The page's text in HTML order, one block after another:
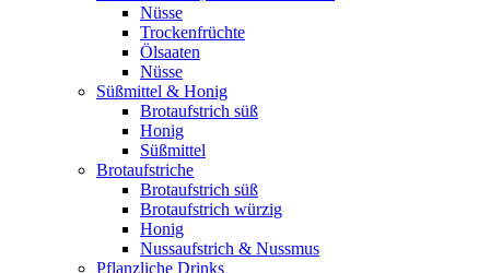
Nüsse
Trockenfrüchte
Ölsaaten
Nüsse
Süßmittel & Honig
Brotaufstrich süß
Honig
Süßmittel
Brotaufstriche
Brotaufstrich süß
Brotaufstrich würzig
Honig
Nussaufstrich & Nussmus
Pflanzliche Drinks